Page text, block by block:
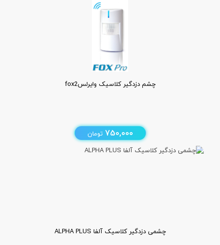
چشم دزدگیر کلاسیک وایرلسfox2
750,000 تومان
چشمی دزدگیر کلاسیک آلفا ALPHA PLUS